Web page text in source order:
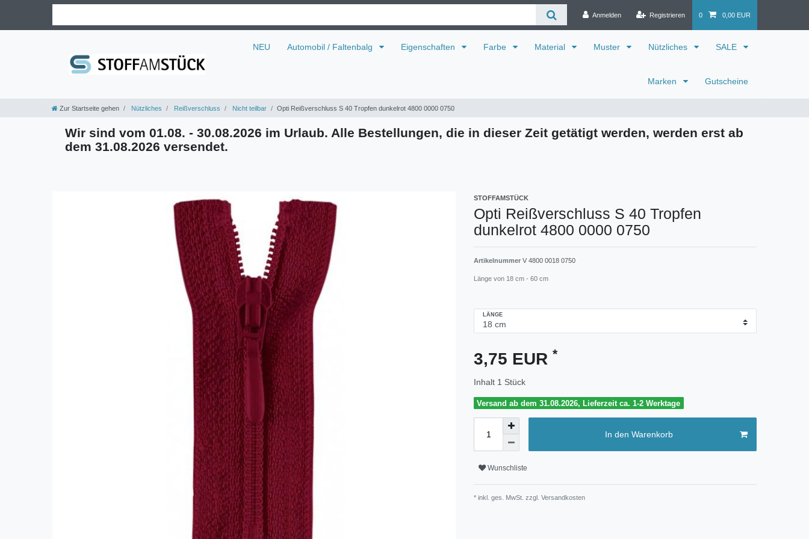
Anmelden Registrieren 0 0,00 EUR
NEU Automobil / Faltenbalg Eigenschaften Farbe Material Muster Nützliches SALE
Marken Gutscheine
Zur Startseite gehen Nützliches Reißverschluss Nicht teilbar Opti Reißverschluss S 40 Tropfen dunkelrot 4800 0000 0750
Wir sind vom 01.08. - 30.08.2026 im Urlaub. Alle Bestellungen, die in dieser Zeit getätigt werden, werden erst ab
dem 31.08.2026 versendet.
STOFFAMSTÜCK
Opti Reißverschluss S 40 Tropfen
dunkelrot 4800 0000 0750
Artikelnummer V 4800 0018 0750
Länge von 18 cm - 60 cm
LÄNGE
3,75 EUR *
Inhalt 1 Stück
Versand ab dem 31.08.2026, Lieferzeit ca. 1-2 Werktage
In den Warenkorb
Wunschliste
* inkl. ges. MwSt. zzgl. Versandkosten